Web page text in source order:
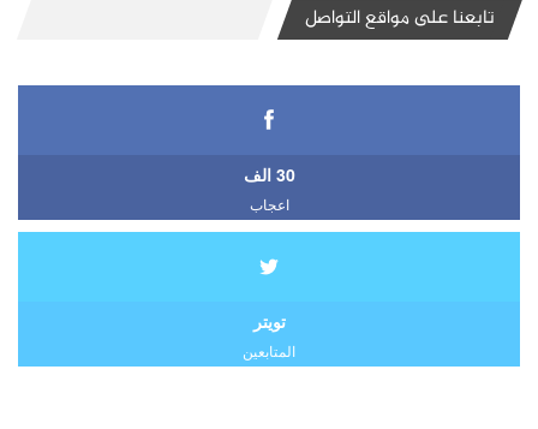
تابعنا على مواقع التواصل
30 الف
اعجاب
تويتر
المتابعين